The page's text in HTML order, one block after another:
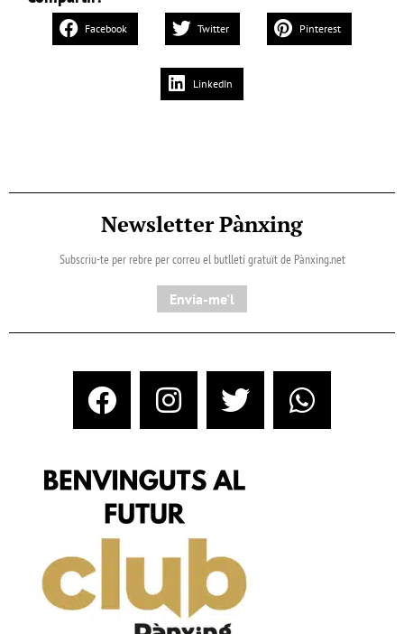
Facebook Twitter Pinterest
LinkedIn
Newsletter Pànxing
Subscriu-te per rebre per correu el butlletí gratuït de Pànxing.net​
Envia-me'l